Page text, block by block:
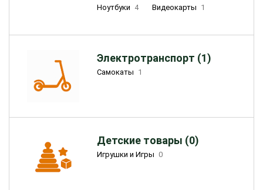
Ноутбуки 4 Видеокарты 1
Электротранспорт (1)
Самокаты 1
Детские товары (0)
Игрушки и Игры 0